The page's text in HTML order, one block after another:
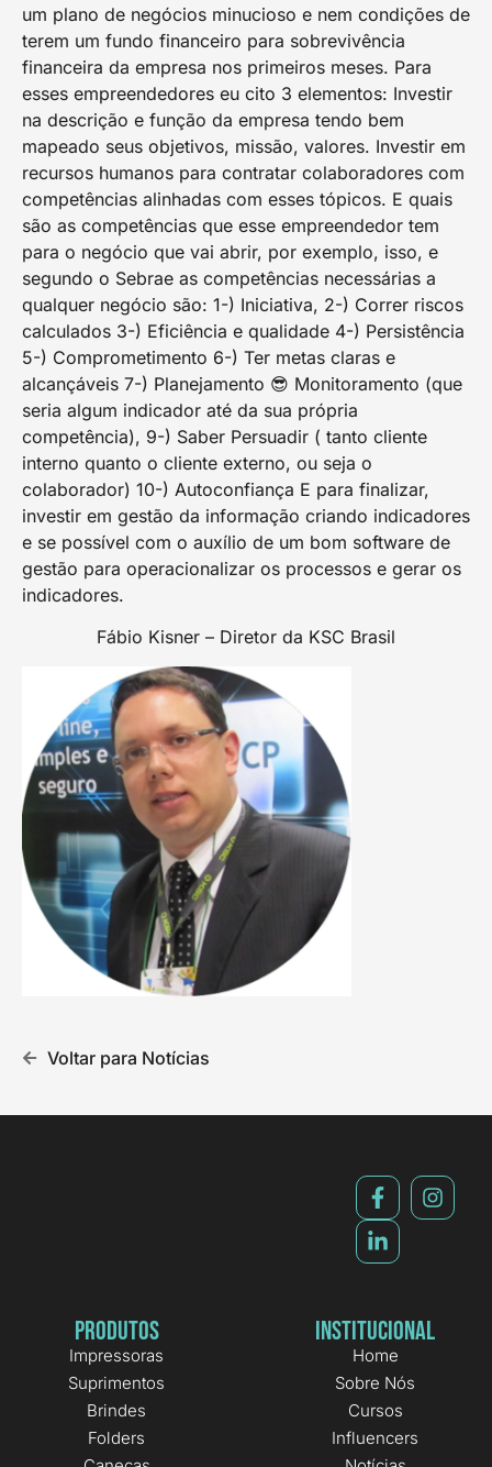
um plano de negócios minucioso e nem condições de
terem um fundo financeiro para sobrevivência
financeira da empresa nos primeiros meses. Para
esses empreendedores eu cito 3 elementos: Investir
na descrição e função da empresa tendo bem
mapeado seus objetivos, missão, valores. Investir em
recursos humanos para contratar colaboradores com
competências alinhadas com esses tópicos. E quais
são as competências que esse empreendedor tem
para o negócio que vai abrir, por exemplo, isso, e
segundo o Sebrae as competências necessárias a
qualquer negócio são: 1-) Iniciativa, 2-) Correr riscos
calculados 3-) Eficiência e qualidade 4-) Persistência
5-) Comprometimento 6-) Ter metas claras e
alcançáveis 7-) Planejamento 😎 Monitoramento (que
seria algum indicador até da sua própria
competência), 9-) Saber Persuadir ( tanto cliente
interno quanto o cliente externo, ou seja o
colaborador) 10-) Autoconfiança E para finalizar,
investir em gestão da informação criando indicadores
e se possível com o auxílio de um bom software de
gestão para operacionalizar os processos e gerar os
indicadores.
Fábio Kisner – Diretor da KSC Brasil
Voltar para Notícias
Produtos
Impressoras
Suprimentos
Brindes
Folders
Institucional
Home
Sobre Nós
Cursos
Influencers